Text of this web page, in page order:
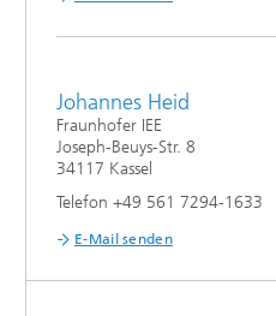
Johannes Heid
Fraunhofer IEE
Joseph-Beuys-Str. 8
34117 Kassel
Telefon +49 561 7294-1633
E-Mail senden